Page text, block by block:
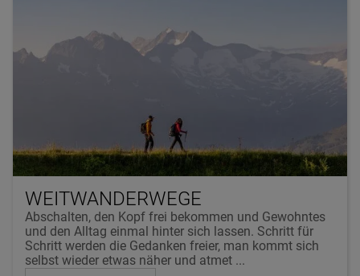
WEITWANDERWEGE
Abschalten, den Kopf frei bekommen und Gewohntes
und den Alltag einmal hinter sich lassen. Schritt für
Schritt werden die Gedanken freier, man kommt sich
selbst wieder etwas näher und atmet ...